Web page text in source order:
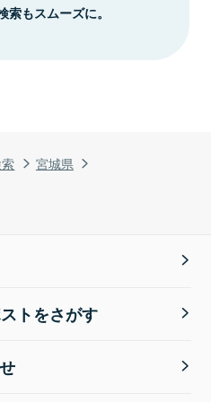
宮城県
もスムーズに。
トをさがす